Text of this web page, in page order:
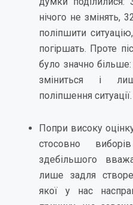
нічого не змінять,
поліпшити
погіршать. Проте
було значно
зміниться і
поліпшення ситуації.
Попри високу
стосовно
здебільшого
лише задля
якої у нас